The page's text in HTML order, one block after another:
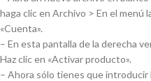
haga clic en Archivo > En el menú
«Cuenta».
– En esta pantalla de la derecha
Haz clic en «Activar producto».
– Ahora sólo tienes que